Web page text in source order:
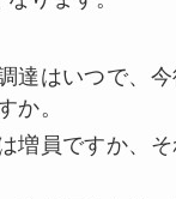
達はいつで、
か。
増員ですか、